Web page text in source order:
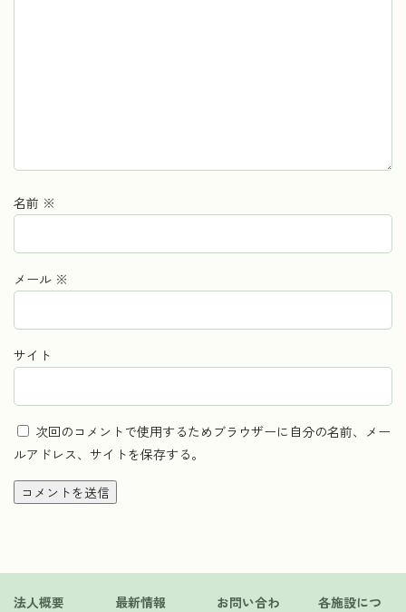
名前 ※
メール ※
サイト
次回のコメントで使用するためブラウザーに自分の名前、メー
ルアドレス、サイトを保存する。
法人概要 最新情報
お問い合わ
各施設につ